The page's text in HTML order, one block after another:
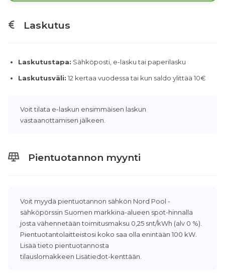
Laskutus
Laskutustapa: Sähköposti, e-lasku tai paperilasku
Laskutusväli: 12 kertaa vuodessa tai kun saldo ylittää 10€
Voit tilata e-laskun ensimmäisen laskun
vastaanottamisen jälkeen.
Pientuotannon myynti
Voit myydä pientuotannon sähkön Nord Pool -
sähköpörssin Suomen markkina-alueen spot-hinnalla
josta vähennetään toimitusmaksu 0,25 snt/kWh (alv 0 %).
Pientuotantolaitteistosi koko saa olla enintään 100 kW.
Lisää tieto pientuotannosta
tilauslomakkeen Lisätiedot-kenttään.